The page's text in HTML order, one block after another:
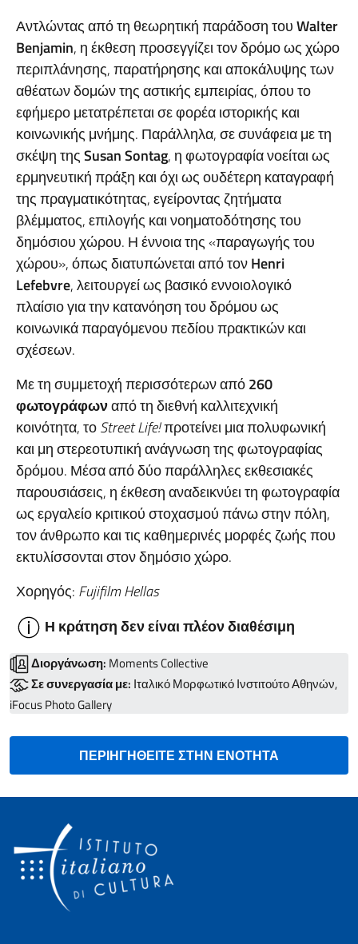
Αντλώντας από τη θεωρητική παράδοση τουWalter
Benjamin, η έκθεση προσεγγίζει τον δρόμο ως χώρο
περιπλάνησης, παρατήρησης και αποκάλυψης των
αθέατων δομών της αστικής εμπειρίας, όπου το
εφήμερο μετατρέπεται σε φορέα ιστορικής και
κοινωνικής μνήμης. Παράλληλα, σε συνάφεια με τη
σκέψη τηςSusanSontag, η φωτογραφία νοείται ως
ερμηνευτική πράξη και όχι ως ουδέτερη καταγραφή
της πραγματικότητας, εγείροντας ζητήματα
βλέμματος, επιλογής και νοηματοδότησης του
δημόσιου χώρου. Η έννοια της «παραγωγής του
χώρου», όπως διατυπώνεται από τονHenri
Lefebvre, λειτουργεί ως βασικό εννοιολογικό
πλαίσιο για την κατανόηση του δρόμου ως
κοινωνικά παραγόμενου πεδίου πρακτικών και
σχέσεων.
Με τη συμμετοχή περισσότερων από260
φωτογράφωναπό τη διεθνή καλλιτεχνική
κοινότητα, τοStreetLife!προτείνει μια πολυφωνική
και μη στερεοτυπική ανάγνωση της φωτογραφίας
δρόμου. Μέσα από δύο παράλληλες εκθεσιακές
παρουσιάσεις, η έκθεση αναδεικνύει τη φωτογραφία
ως εργαλείο κριτικού στοχασμού πάνω στην πόλη,
τον άνθρωπο και τις καθημερινές μορφές ζωής που
εκτυλίσσονται στον δημόσιο χώρο.
Χορηγός: Fujifilm Hellas
Η κράτηση δεν είναι πλέον διαθέσιμη
Διοργάνωση: Moments Collective
Σε συνεργασία με: Ιταλικό Μορφωτικό Ινστιτούτο Αθηνών,
iFocus Photo Gallery
ΠΕΡΙΗΓΗΘΕΙΤΕ ΣΤΗΝ ΕΝΟΤΗΤΑ